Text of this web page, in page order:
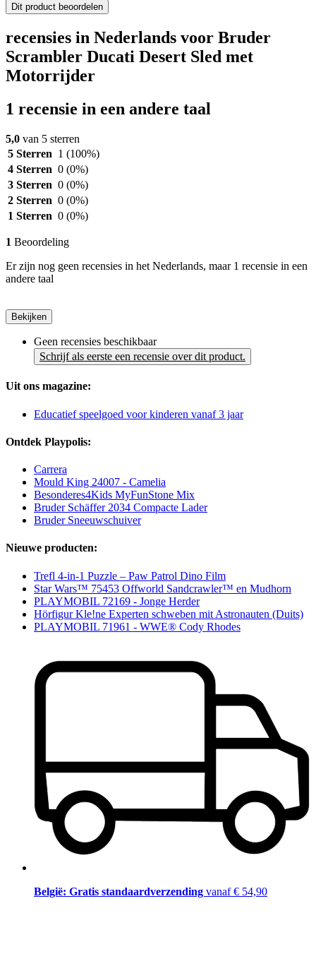
Dit product beoordelen
recensies in Nederlands voor Bruder
Scrambler Ducati Desert Sled met
Motorrijder
1 recensie in een andere taal
5,0 van 5 sterren
5 Sterren 1 (100%)
4 Sterren 0 (0%)
3 Sterren 0 (0%)
2 Sterren 0 (0%)
1 Sterren 0 (0%)
1 Beoordeling
Er zijn nog geen recensies in het Nederlands, maar 1 recensie in een
andere taal
Bekijken
Geen recensies beschikbaar
Schrijf als eerste een recensie over dit product.
Uit ons magazine:
Educatief speelgoed voor kinderen vanaf 3 jaar
Ontdek Playpolis:
Carrera
Mould King 24007 - Camelia
Besonderes4Kids MyFunStone Mix
Bruder Schäffer 2034 Compacte Lader
Bruder Sneeuwschuiver
Nieuwe producten:
Trefl 4-in-1 Puzzle – Paw Patrol Dino Film
Star Wars™ 75453 Offworld Sandcrawler™ en Mudhorn
PLAYMOBIL 72169 - Jonge Herder
Hörfigur Kle!ne Experten schweben mit Astronauten (Duits)
PLAYMOBIL 71961 - WWE® Cody Rhodes
België: Gratis standaardverzending vanaf € 54,90